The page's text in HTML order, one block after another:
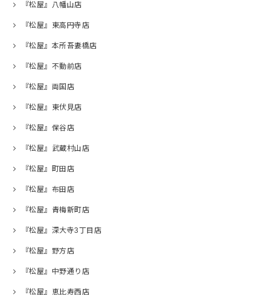
『松屋』八幡山店
『松屋』東高円寺店
『松屋』本所吾妻橋店
『松屋』不動前店
『松屋』両国店
『松屋』東伏見店
『松屋』保谷店
『松屋』武蔵村山店
『松屋』町田店
『松屋』布田店
『松屋』青梅新町店
『松屋』深大寺3丁目店
『松屋』野方店
『松屋』中野通り店
『松屋』恵比寿西店